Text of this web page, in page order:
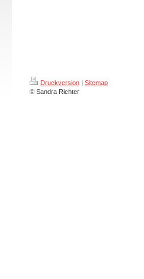
Druckversion | Sitemap
© Sandra Richter